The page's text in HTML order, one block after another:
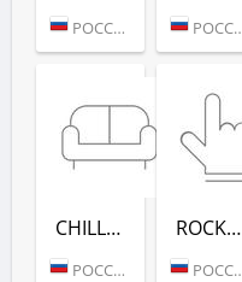
РОССИЯ (МОСКВА) РОССИЯ (МОСКВА)
CHILL-OUT (РАДИО РЕКОРД)
РОССИЯ (МОСКВА)
ROCK (РАДИО РЕКОРД)
РОССИЯ (МОСКВА)